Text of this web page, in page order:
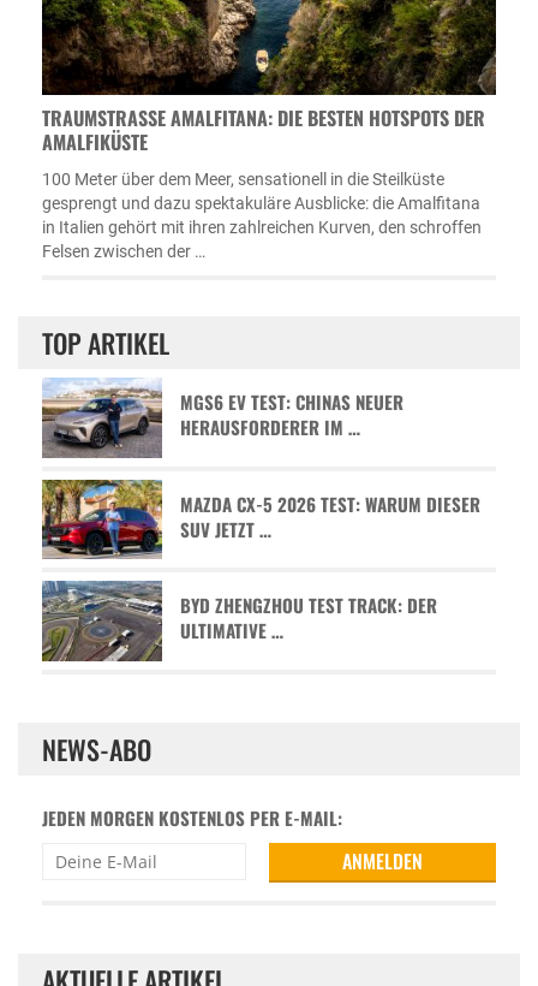
TRAUMSTRASSE AMALFITANA: DIE BESTEN HOTSPOTS DER A
MALFIKÜSTE
100 Meter über dem Meer, sensationell in die Steilküste
gesprengt und dazu spektakuläre Ausblicke: die Amalfitana
in Italien gehört mit ihren zahlreichen Kurven, den schroffen
Felsen zwischen der …
TOP ARTIKEL
MGS6 EV TEST: CHINAS NEUER
HERAUSFORDERER IM …
MAZDA CX-5 2026 TEST: WARUM DIESER
SUV JETZT …
BYD ZHENGZHOU TEST TRACK: DER
ULTIMATIVE …
NEWS-ABO
JEDEN MORGEN KOSTENLOS PER E-MAIL: